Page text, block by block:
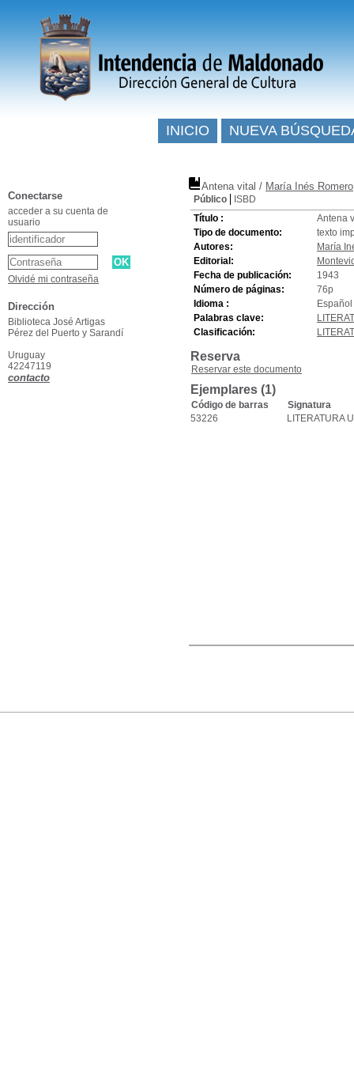
Antena vital / María Inés Romero
Público
ISBD
Título :
Antena
Tipo de documento:
texto
Autores:
María
Editorial:
Fecha de publicación:
1943
Número de páginas:
76p
Idioma :
Español
Palabras clave:
Clasificación:
Reserva
Reservar este documento
Ejemplares (1)
Código de barras
Signatura
53226
LITERATURA
INICIO NUEVA
Conectarse
acceder a su cuenta de
usuario
Olvidé mi contraseña
Dirección
Biblioteca José Artigas
Pérez del Puerto y Sarandí
Uruguay
42247119
contacto